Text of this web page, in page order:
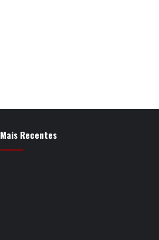
Mais Recentes